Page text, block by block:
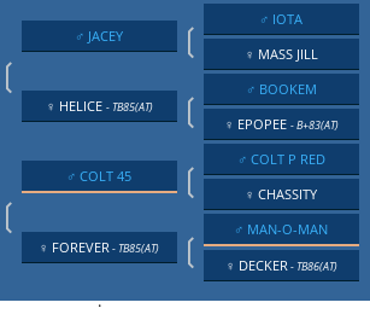
❲
♂ JACEY ❲
♂ IOTA
♀ MASS JILL
♀ HELICE - TB85(AT) ❲
♂ BOOKEM
♀ EPOPEE - B+83(AT)
❲
♂ COLT 45 ❲
♂ COLT P RED
♀ CHASSITY
♀ FOREVER- TB85(AT) ❲
♂ MAN-O-MAN
♀ DECKER- TB86(AT)
.